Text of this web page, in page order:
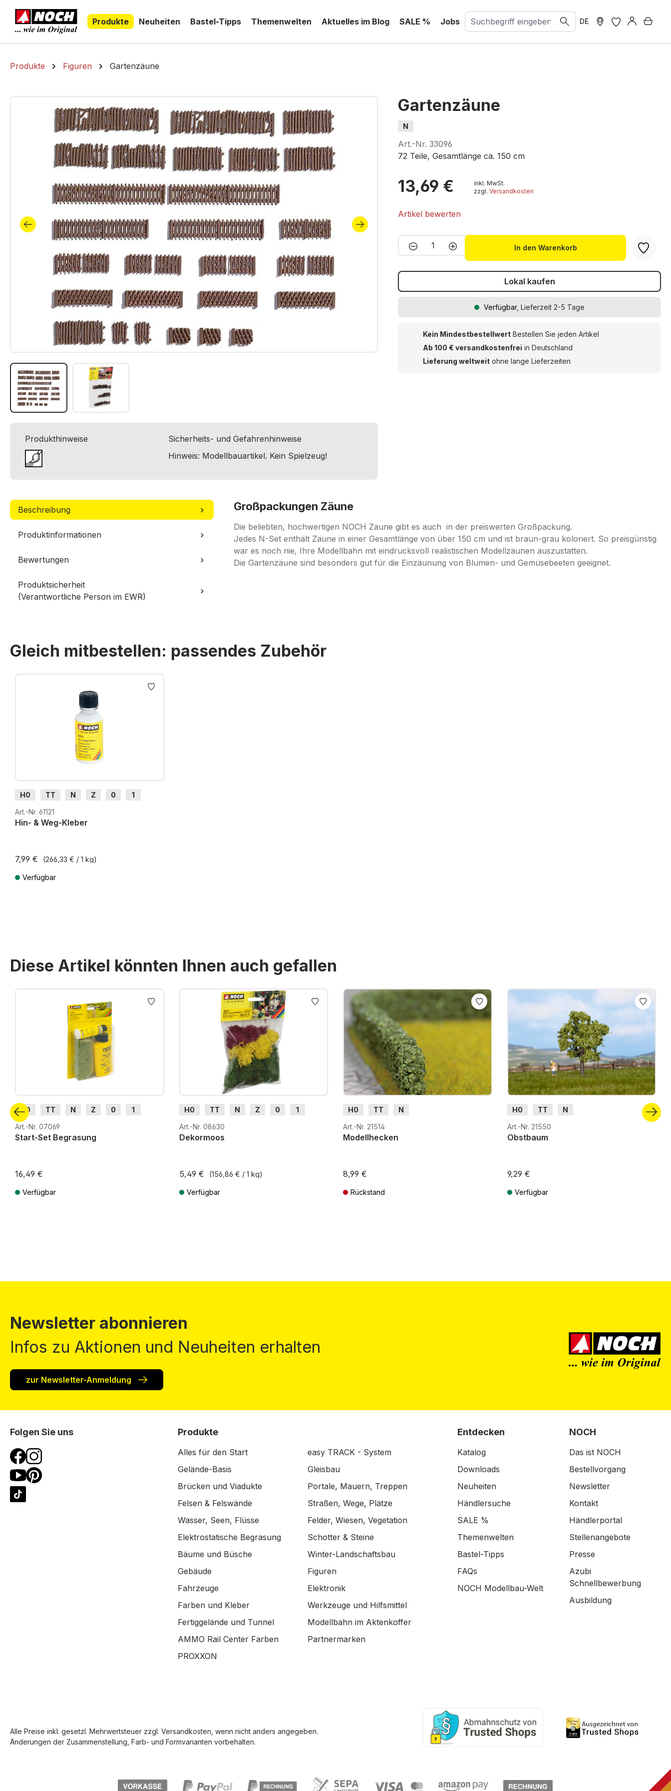
Zur Hauptnavigation springen
Produkte
Neuheiten Bastel-Tipps Themenwelten Aktuelles im Blog SALE % Jobs DE
Produkte Figuren Gartenzäune
Bildergalerie überspringen Gartenzäune
N
Art.-Nr.33096
72 Teile, Gesamtlänge ca. 150 cm
13,69 €
inkl. MwSt.
zzgl.Versandkosten
Artikel bewerten
Produkt Anzahl: Gib den gewünschten Wert
In den Warenkorb
Lokal kaufen
Verfügbar, Lieferzeit 2-5 Tage
Kein Mindestbestellwert Bestellen Sie jeden Artikel
Ab 100 € versandkostenfrei in Deutschland
Lieferung weltweit ohne lange Lieferzeiten
Produkthinweise
Sicherheits- und Gefahrenhinweise
Hinweis: Modellbauartikel. Kein Spielzeug!
Beschreibung
Produktinformationen
Bewertungen
Produktsicherheit
(Verantwortliche Person im EWR)
Großpackungen Zäune
Die beliebten, hochwertigen NOCH Zäune gibt es auch in der preiswerten Großpackung.
Jedes N-Set enthält Zäune in einer Gesamtlänge von über 150 cm und ist braun-grau koloriert. So preisgünstig
war es noch nie, Ihre Modellbahn mit eindrucksvoll realistischen Modellzäunen auszustatten.
Die Gartenzäune sind besonders gut für die Einzäunung von Blumen- und Gemüsebeeten geeignet.
Gleich mitbestellen: passendes Zubehör
Produktgalerie überspringen
H0 TT N Z 0
1
G
H0m
Art.-Nr. 61121
Hin- & Weg-Kleber
7,99 € (266,33 € / 1 kg)
Verfügbar
Diese Artikel könnten Ihnen auch gefallen
Produktgalerie überspringen
H0 TT N Z 0
1
G
H0m
Art.-Nr. 07069
Start-Set Begrasung
16,49 €
Verfügbar
H0 TT N Z 0
1
G
H0m
Art.-Nr. 08630
Dekormoos
5,49 € (156,86 € / 1 kg)
Verfügbar
H0 TT
N
Art.-Nr. 21514
Modellhecken
8,99 €
Rückstand
H0 TT
N
Art.-Nr. 21550
Obstbaum
9,29 €
Verfügbar
Newsletter abonnieren
Infos zu Aktionen und Neuheiten erhalten
zur Newsletter-Anmeldung
Folgen Sie uns Produkte
Alles für den Start
easy TRACK - System
Gelände-Basis
Gleisbau
Brücken und Viadukte
Portale, Mauern, Treppen
Felsen & Felswände
Straßen, Wege, Plätze
Wasser, Seen, Flüsse
Felder, Wiesen, Vegetation
Elektrostatische Begrasung
Schotter & Steine
Bäume und Büsche
Winter-Landschaftsbau
Gebäude
Figuren
Fahrzeuge
Elektronik
Farben und Kleber
Werkzeuge und Hilfsmittel
Fertiggelände und Tunnel
Modellbahn im Aktenkoffer
AMMO Rail Center Farben
Partnermarken
PROXXON
Entdecken
Katalog
Downloads
Neuheiten
Händlersuche
SALE %
Themenwelten
Bastel-Tipps
FAQs
NOCH Modellbau-Welt
NOCH
Das ist NOCH
Bestellvorgang
Newsletter
Kontakt
Händlerportal
Stellenangebote
Presse
Azubi
Schnellbewerbung
Ausbildung
Alle Preise inkl. gesetzl. Mehrwertsteuer zzgl. Versandkosten , wenn nicht anders angegeben.
Änderungen der Zusammenstellung, Farb- und Formvarianten vorbehalten.